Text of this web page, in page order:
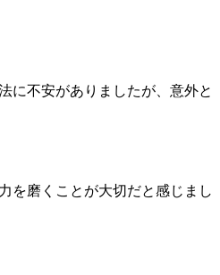
に不安がありましたが、意外と
を磨くことが大切だと感じまし